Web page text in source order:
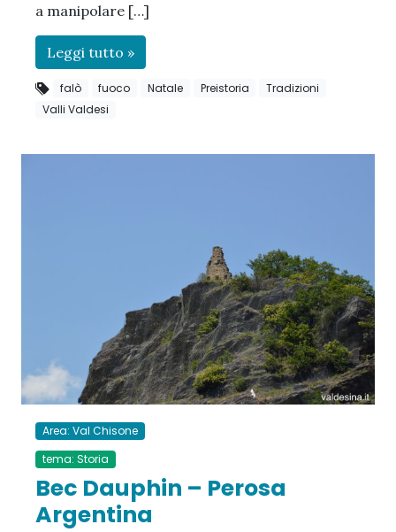
a manipolare […]
Leggi tutto »
falò fuoco Natale Preistoria
Tradizioni
Valli Valdesi
Area: Val Chisone
tema: Storia
Bec Dauphin – Perosa
Argentina